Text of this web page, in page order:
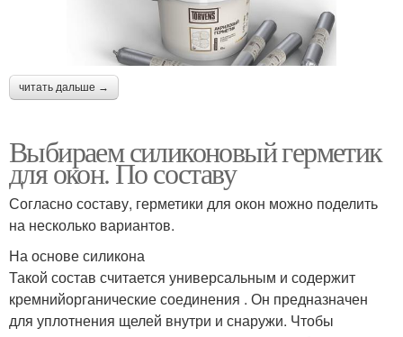
читать дальше →
Выбираем силиконовый герметик
для окон. По составу
Согласно составу, герметики для окон можно поделить
на несколько вариантов.
На основе силикона
Такой состав считается универсальным и содержит
кремнийорганические соединения . Он предназначен
для уплотнения щелей внутри и снаружи. Чтобы